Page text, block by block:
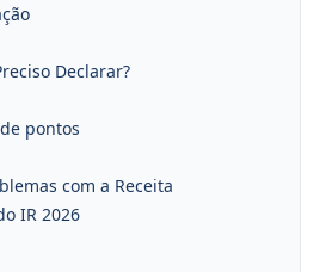
Declarar?
pontos
com a Receita
IR 2026